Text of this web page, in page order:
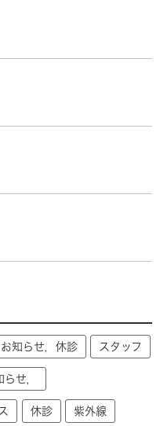
お知らせ，休診 スタッフ
せ，
休診 紫外線